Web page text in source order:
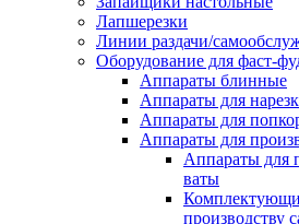
Лапшерезки
Линии раздачи/
Оборудование для фаст-
Аппараты блинные
Аппараты для
Аппараты для
Аппараты для
Аппараты для
ваты
производству